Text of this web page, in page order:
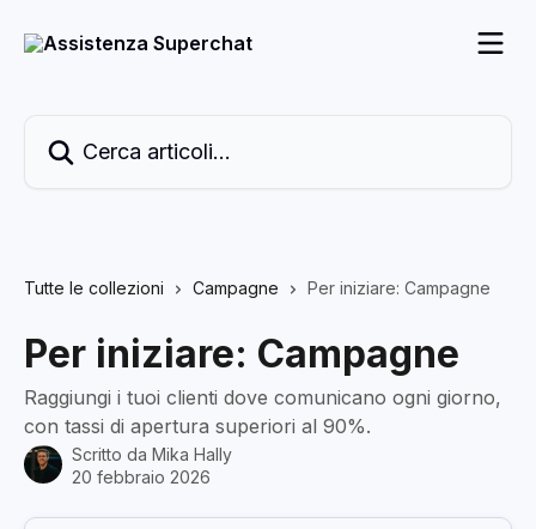
Tutte le collezioni Campagne Per iniziare: Campagne
Per iniziare: Campagne
Raggiungi i tuoi clienti dove comunicano ogni giorno,
con tassi di apertura superiori al 90%.
Scritto da Mika Hally
20 febbraio 2026